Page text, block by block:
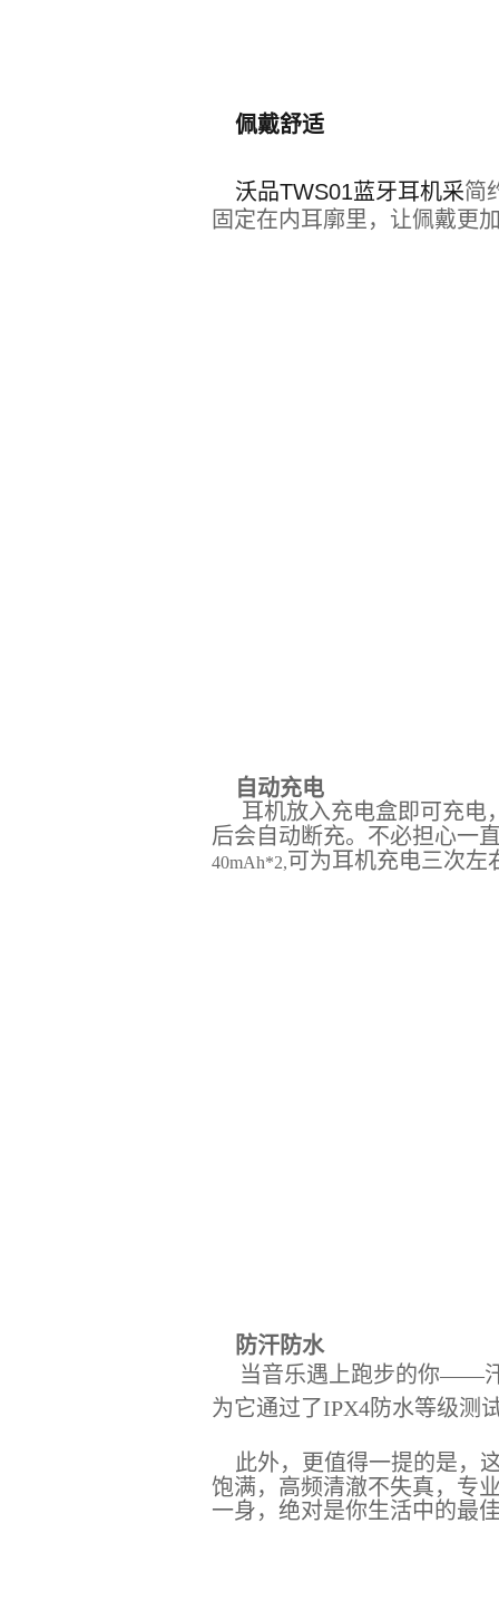
佩戴舒适
沃品TWS01蓝牙耳机采简
固定在内耳廓里，让佩戴更
自动充电
耳机放入充电盒即可充电
后会自动断充。不必担心一
40mAh*2,可为耳机充电三次左
防汗防水
当音乐遇上跑步的你——
为它通过了IPX4防水等级测
此外，更值得一提的是，
饱满，高频清澈不失真，专
一身，绝对是你生活中的最